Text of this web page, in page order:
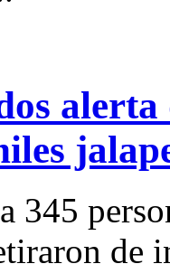
alerta
345
de